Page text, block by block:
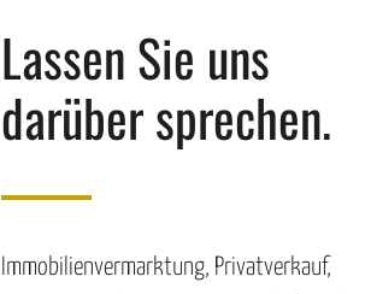
Lassen Sie uns
darüber sprechen.
Immobilienvermarktung, Privatverkauf,